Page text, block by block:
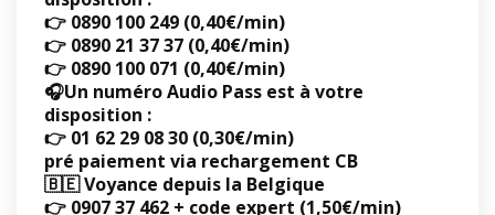
👉 0890 100 249 (0,40€/min)
👉 0890 21 37 37 (0,40€/min)
👉 0890 100 071 (0,40€/min)
🎧Un numéro Audio Pass est à votre
disposition :
👉 01 62 29 08 30 (0,30€/min)
pré paiement via rechargement CB
🇧🇪 Voyance depuis la Belgique
👉 0907 37 462 + code expert (1,50€/min)